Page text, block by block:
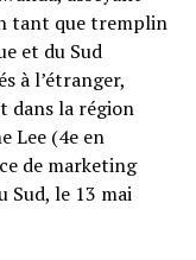
tant que tremplin
et du Sud
à l’étranger,
dans la région
Lee (4e en
de marketing
Sud, le 13 mai